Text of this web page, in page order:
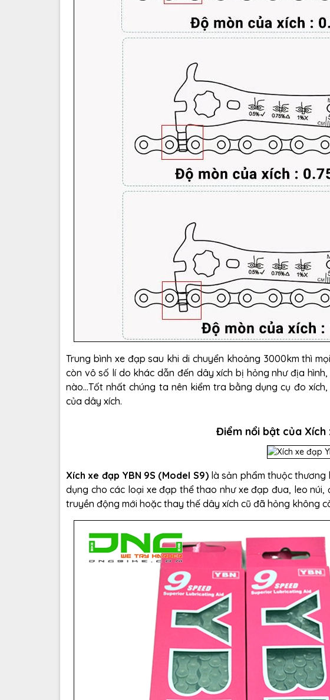
Trung bình xe đạp sau khi di chuyển khoảng 3000km thì
còn vô số lí do khác dẫn đến dây xích bị hỏng như địa
nào...Tốt nhất chúng ta nên kiểm tra bằng dụng cụ đo
của dây xích.
Điểm nổi bật của Xích
Xích xe đạp YBN 9S (Model S9) là sản phẩm thuộc thương
dụng cho các loại xe đạp thể thao như xe đạp đua, leo
truyền động mới hoặc thay thế dây xích cũ đã hỏng không